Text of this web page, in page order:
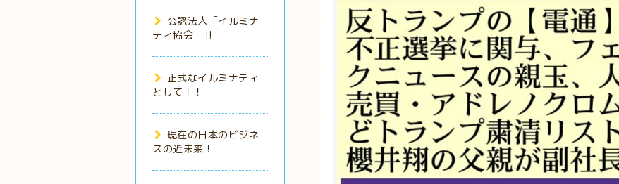
公認法人「イルミナ
ティ協会」‼️
正式なイルミナティ
として！！
現在の日本のビジネ
スの近未来！